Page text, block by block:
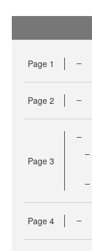
Page 1
Page 2
Page 3
Page 4